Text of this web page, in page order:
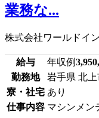
業務な...
株式会社ワールドイ
給与 年収例
勤務地
岩手県 北上
寮・社宅 あり
仕事内容 マシンメン